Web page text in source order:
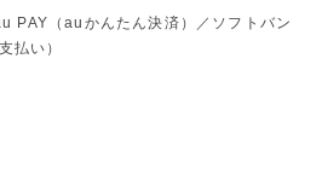
PAY（auかんたん決済）／ソフトバン
払い）